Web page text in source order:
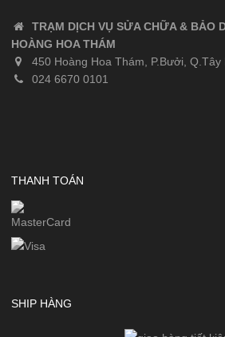
TRẠM DỊCH VỤ SỬA CHỮA & BẢO
HOÀNG HOA THÁM
450 Hoàng Hoa Thám, P.Bưởi, Q.Tây
024 6670 0101
THANH TOÁN
SHIP HÀNG